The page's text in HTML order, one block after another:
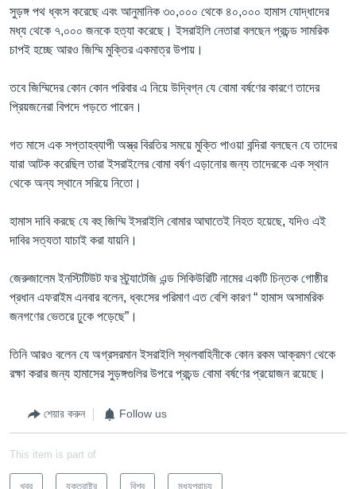
সুড়ঙ্গ পথ ধ্বংস করেছে এবং আনুমানিক ৩০,০০০ থেকে ৪০,০০০ হামাস যোদ্ধাদের
মধ্য থেকে ৭,০০০ জনকে হত্যা করেছে। ইসরাইলি নেতারা বলছেন প্রচন্ড সামরিক
চাপই হচ্ছে আরও জিম্মি মুক্তির একমাত্র উপায়।
তবে জিম্মিদের কোন কোন পরিবার এ নিয়ে উদ্বিগ্ন যে বোমা বর্ষণের কারণে তাদের
প্রিয়জনেরা বিপদে পড়তে পারেন।
গত মাসে এক সপ্তাহব্যাপী অস্ত্র বিরতির সময়ে মুক্তি পাওয়া বন্দিরা বলছেন যে তাদের
যারা আটক করেছিল তারা ইসরাইলের বোমা বর্ষণ এড়ানোর জন্য তাদেরকে এক স্থান
থেকে অন্য স্থানে সরিয়ে নিতো।
হামাস দাবি করছে যে বহু জিম্মি ইসরাইলি বোমার আঘাতেই নিহত হয়েছে, যদিও এই
দাবির সত্যতা যাচাই করা যায়নি।
জেরুজালেম ইনস্টিটিউট ফর স্ট্র্যাটেজি এন্ড সিকিউরিটি নামের একটি চিন্তক গোষ্ঠীর
প্রধান এফরাইম এনবার বলেন, ধ্বংসের পরিমাণ এত বেশি কারণ “ হামাস অসামরিক
জনগণের ভেতরে ঢুকে পড়েছে”।
তিনি আরও বলেন যে অগ্রসরমান ইসরাইলি স্থলবাহিনীকে কোন রকম আক্রমণ থেকে
রক্ষা করার জন্য হামাসের সুড়ঙ্গগুলির উপরে প্রচন্ড বোমা বর্ষণের প্রয়োজন রয়েছে।
শেয়ার করুন Follow us
This item is part of
খবর যুক্তরাষ্ট্র বিশ্ব মধ্যপ্রাচ্য